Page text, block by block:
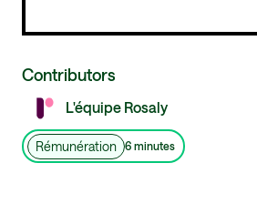
Contributors
L'équipe Rosaly
Rémunération 6 minutes